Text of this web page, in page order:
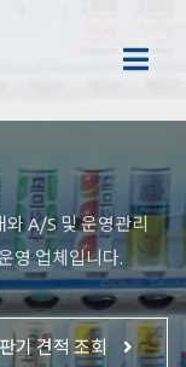
A/S 및 운영관리
영 업체입니다.
기 견적 조회